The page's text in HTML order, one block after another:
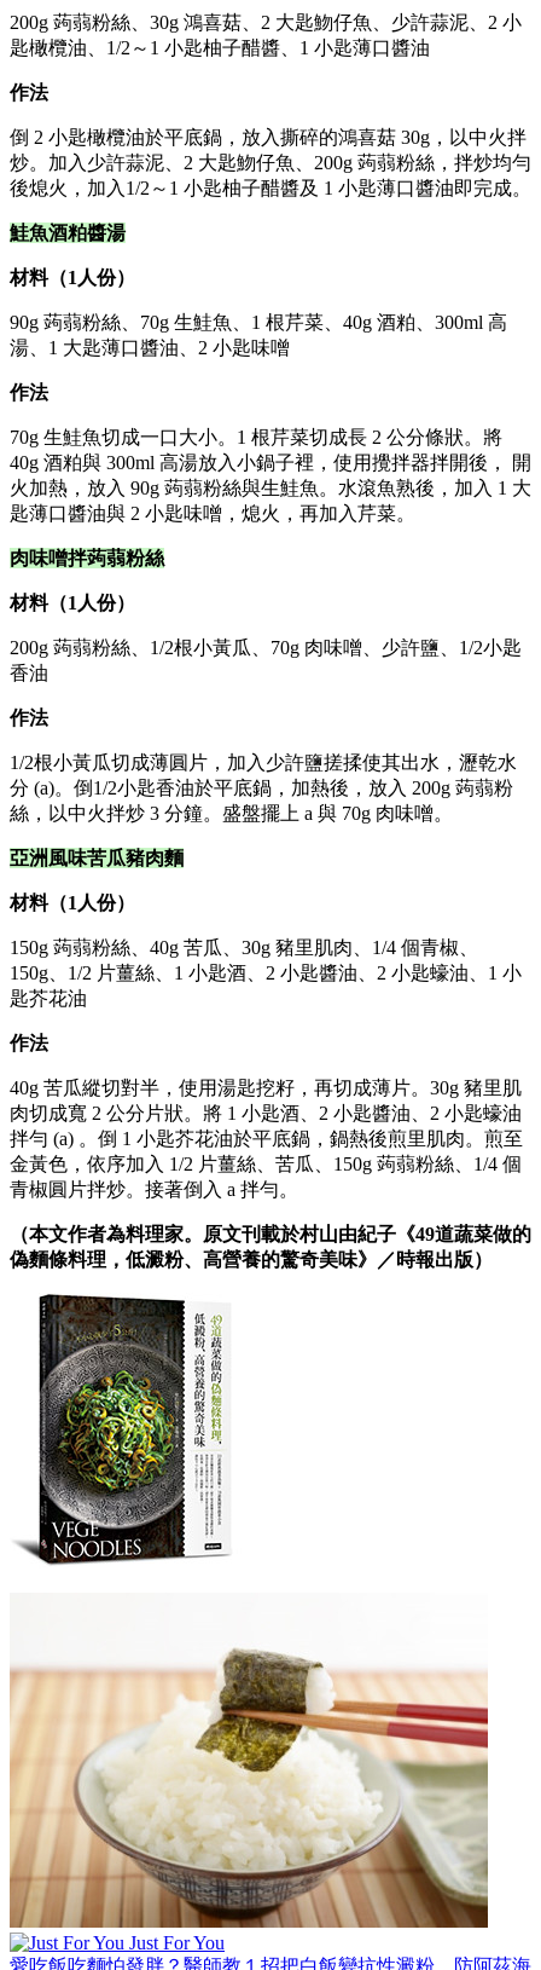
200g 蒟蒻粉絲、30g 鴻喜菇、2 大匙魩仔魚、少許蒜泥、2 小
匙橄欖油、1/2～1 小匙柚子醋醬、1 小匙薄口醬油
作法
倒 2 小匙橄欖油於平底鍋，放入撕碎的鴻喜菇 30g，以中火拌
炒。加入少許蒜泥、2 大匙魩仔魚、200g 蒟蒻粉絲，拌炒均勻
後熄火，加入1/2～1 小匙柚子醋醬及 1 小匙薄口醬油即完成。
鮭魚酒粕醬湯
材料（1人份）
90g 蒟蒻粉絲、70g 生鮭魚、1 根芹菜、40g 酒粕、300ml 高
湯、1 大匙薄口醬油、2 小匙味噌
作法
70g 生鮭魚切成一口大小。1 根芹菜切成長 2 公分條狀。將
40g 酒粕與 300ml 高湯放入小鍋子裡，使用攪拌器拌開後， 開
火加熱，放入 90g 蒟蒻粉絲與生鮭魚。水滾魚熟後，加入 1 大
匙薄口醬油與 2 小匙味噌，熄火，再加入芹菜。
肉味噌拌蒟蒻粉絲
材料（1人份）
200g 蒟蒻粉絲、1/2根小黃瓜、70g 肉味噌、少許鹽、1/2小匙
香油
作法
1/2根小黃瓜切成薄圓片，加入少許鹽搓揉使其出水，瀝乾水
分 (a)。倒1/2小匙香油於平底鍋，加熱後，放入 200g 蒟蒻粉
絲，以中火拌炒 3 分鐘。盛盤擺上 a 與 70g 肉味噌。
亞洲風味苦瓜豬肉麵
材料（1人份）
150g 蒟蒻粉絲、40g 苦瓜、30g 豬里肌肉、1/4 個青椒、
150g、1/2 片薑絲、1 小匙酒、2 小匙醬油、2 小匙蠔油、1 小
匙芥花油
作法
40g 苦瓜縱切對半，使用湯匙挖籽，再切成薄片。30g 豬里肌
肉切成寬 2 公分片狀。將 1 小匙酒、2 小匙醬油、2 小匙蠔油
拌勻 (a) 。倒 1 小匙芥花油於平底鍋，鍋熱後煎里肌肉。煎至
金黃色，依序加入 1/2 片薑絲、苦瓜、150g 蒟蒻粉絲、1/4 個
青椒圓片拌炒。接著倒入 a 拌勻​。
（本文作者為料理家。原文刊載於村山由紀子《49道蔬菜做的
偽麵條料理，低澱粉、高營養的驚奇美味》／時報出版）
Just For You
愛吃飯吃麵怕發胖？醫師教１招把白飯變抗性澱粉，防阿茲海